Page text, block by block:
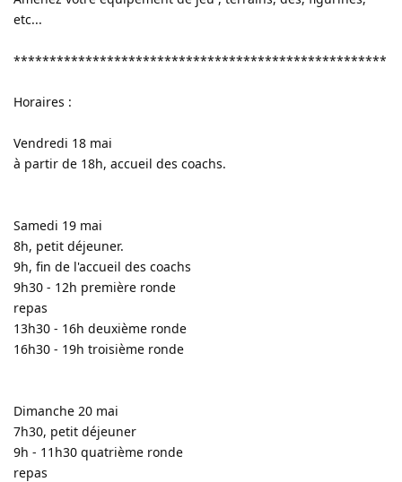
etc...
****************************************************
Horaires :
Vendredi 18 mai
à partir de 18h, accueil des coachs.
Samedi 19 mai
8h, petit déjeuner.
9h, fin de l'accueil des coachs
9h30 - 12h première ronde
repas
13h30 - 16h deuxième ronde
16h30 - 19h troisième ronde
Dimanche 20 mai
7h30, petit déjeuner
9h - 11h30 quatrième ronde
repas